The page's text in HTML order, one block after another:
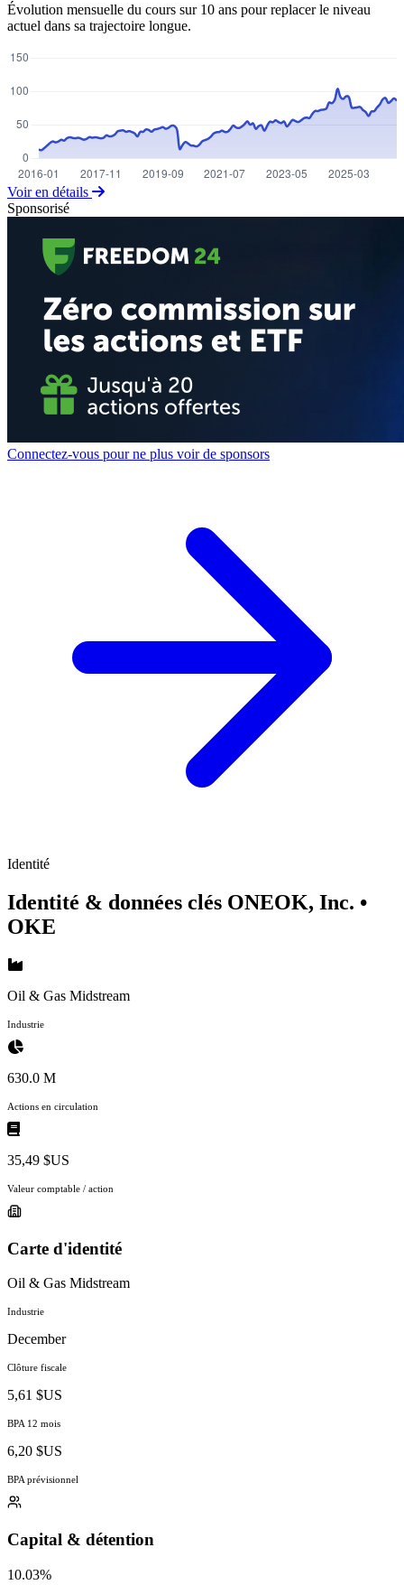
Évolution mensuelle du cours sur 10 ans pour replacer le niveau
actuel dans sa trajectoire longue.
Voir en détails
Sponsorisé
Connectez-vous pour ne plus voir de sponsors
Identité
Identité & données clés ONEOK, Inc. •
OKE
Oil & Gas Midstream
Industrie
630.0 M
Actions en circulation
35,49 $US
Valeur comptable / action
Carte d'identité
Oil & Gas Midstream
Industrie
December
Clôture fiscale
5,61 $US
BPA 12 mois
6,20 $US
BPA prévisionnel
Capital & détention
10.03%